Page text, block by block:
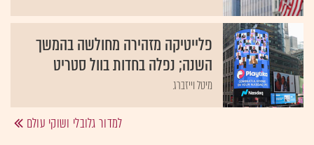
פלייטיקה מזהירה מחולשה בהמשך
השנה; נפלה בחדות בוול סטריט
מיטל וייזברג
למדור גלובלי ושוקי עולם